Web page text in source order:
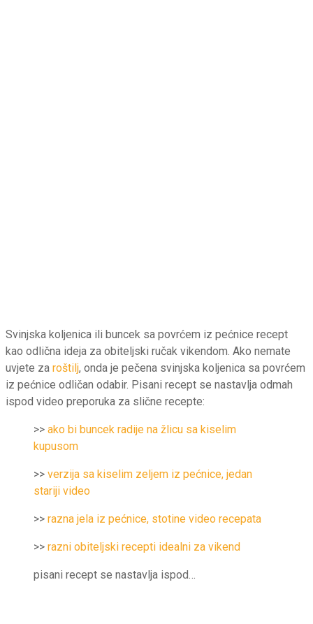
Svinjska koljenica ili buncek sa povrćem iz pećnice recept
kao odlična ideja za obiteljski ručak vikendom. Ako nemate
uvjete za roštilj, onda je pečena svinjska koljenica sa povrćem
iz pećnice odličan odabir. Pisani recept se nastavlja odmah
ispod video preporuka za slične recepte:
>> ako bi buncek radije na žlicu sa kiselim
kupusom
>> verzija sa kiselim zeljem iz pećnice, jedan
stariji video
>> razna jela iz pećnice, stotine video recepata
>> razni obiteljski recepti idealni za vikend
pisani recept se nastavlja ispod…